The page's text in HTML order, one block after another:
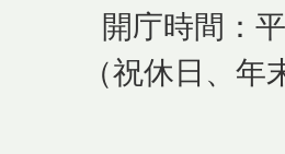
開庁時間：
（祝休日、